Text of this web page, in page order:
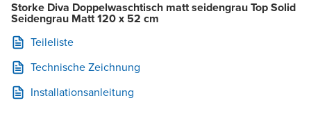
Storke Diva Doppelwaschtisch matt seidengrau Top Solid
Seidengrau Matt 120 x 52 cm
Teileliste
Technische Zeichnung
Installationsanleitung